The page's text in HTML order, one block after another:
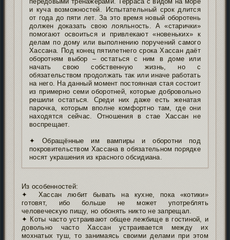
и куча возможностей. Испытательный срок длится
от года до пяти лет. За это время новый оборотень
должен доказать свою лояльность. А «старички»
помогают освоиться и привлекают «новеньких» к
делам по дому или выполнению поручений самого
Хассана. Под конец пятилетнего срока Хассан даёт
оборотням выбор – остаться с ним в доме или
начать свою собственную жизнь, но с
обязательством продолжать так или иначе работать
на него. На данный момент постоянная стая состоит
из примерно семи оборотней, которые добровольно
решили остаться. Среди них даже есть женатая
парочка, которым вполне комфортно там, где они
находятся сейчас. Отношения в стае Хассан не
воспрещает.
✦ Обращённые им вампиры и оборотни под
покровительством Хассана в обязательном порядке
носят украшения из красного обсидиана.
Из особенностей:
✦ Хассан любит бывать на кухне, пока «котики»
готовят, ибо больше не может употреблять
человеческую пищу, но обонять никто не запрещал.
✦ Коты часто устраивают общее лежбище в гостиной, и
довольно часто Хассан устраивается между их
мохнатых туш, то занимаясь своими делами при этом